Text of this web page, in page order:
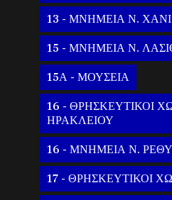
13 - ΜΝΗΜΕΙΑ Ν.
15 - ΜΝΗΜΕΙΑ Ν.
15Α - ΜΟΥΣΕΙΑ
16 - ΘΡΗΣΚΕΥΤΙΚΟΙ
ΗΡΑΚΛΕΙΟΥ
16 - ΜΝΗΜΕΙΑ Ν.
17 - ΘΡΗΣΚΕΥΤΙΚΟΙ